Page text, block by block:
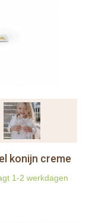
konijn creme
1-2 werkdagen